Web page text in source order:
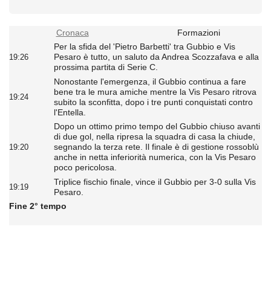
Cronaca Formazioni
19:26
Per la sfida del 'Pietro Barbetti' tra Gubbio e Vis
Pesaro è tutto, un saluto da Andrea Scozzafava e alla
prossima partita di Serie C.
19:24
Nonostante l'emergenza, il Gubbio continua a fare
bene tra le mura amiche mentre la Vis Pesaro ritrova
subito la sconfitta, dopo i tre punti conquistati contro
l'Entella.
19:20
Dopo un ottimo primo tempo del Gubbio chiuso avanti
di due gol, nella ripresa la squadra di casa la chiude,
segnando la terza rete. Il finale è di gestione rossoblù
anche in netta inferiorità numerica, con la Vis Pesaro
poco pericolosa.
19:19
Triplice fischio finale, vince il Gubbio per 3-0 sulla Vis
Pesaro.
Fine 2° tempo